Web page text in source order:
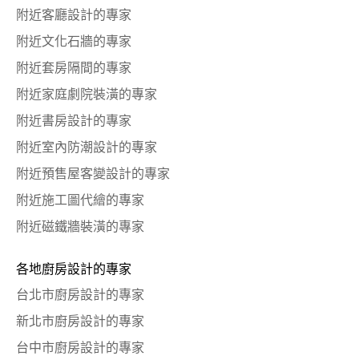
附近客廳設計的專家
附近文化石牆的專家
附近套房隔間的專家
附近家庭劇院裝潢的專家
附近書房設計的專家
附近室內防潮設計的專家
附近預售屋客變設計的專家
附近施工圖代繪的專家
附近磁鐵牆裝潢的專家
各地廚房設計的專家
台北市廚房設計的專家
新北市廚房設計的專家
台中市廚房設計的專家